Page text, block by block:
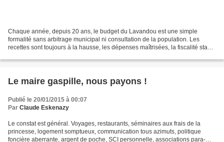
Chaque année, depuis 20 ans, le budget du Lavandou est une simple
formalité sans arbitrage municipal ni consultation de la population. Les
recettes sont toujours à la hausse, les dépenses maîtrisées, la fiscalité stable
Le maire gaspille, nous payons !
Publié le 20/01/2015 à 00:07
Par Claude Eskenazy
Le constat est général. Voyages, restaurants, séminaires aux frais de la
princesse, logement somptueux, communication tous azimuts, politique
foncière aberrante, argent de poche, SCI personnelle, associations para-